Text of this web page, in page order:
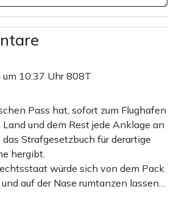
10:37 Uhr808T
Pass hat, sofort zum Flughafen
Land und dem Rest jede Anklage an
Strafgesetzbuch für derartige
hergibt.
würde sich von dem Pack
auf der Nase rumtanzen lassen…